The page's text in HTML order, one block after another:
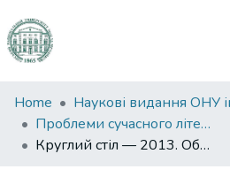
Communities
&
Collections
Home
Проблеми сучасного літературознавства
Круглий стіл — 2013. Обговорення проблеми «Художній світ твору»